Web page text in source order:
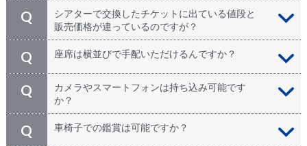
下さい。
A
お申込完了メールは、お申込時にご登録頂きましたEメ
ールへ自動送信されております。メールが届かない原因
としまして、大きく4つのケースが考えられます。
①申込み時にメールアドレスの綴りを間違った
③（携帯メールの場合）設定で弊社アドレスが迷惑メー
ルとして受信を拒否している
④予約完了時にインターネットの接続障害が起きた
※お手数ではございますが、まずは迷惑メールフォル
ダ、迷惑メール設定をご確認頂いてから、
こちらのお問
Q
シアターで交換したチケットに出ている値段と
販売価格が違っているのですが？
A
販売価格には、事前予約手数料が含まれておりますの
で、劇場で交換した際のチケットに記載されている価格
Q 座席は横並びで手配いただけるんですか？
A
7名様未満でのお申込みでは、横並びのお席でお手配し
ています。まれに人気のミュージカルですと横並びのお
席でない場合もございますが、ご了承ください。
Q
カメラやスマートフォンは持ち込み可能です
か？
A
カメラやスマートフォン、タブレット等の持ち込みは可
能です。 ただし、劇場内の撮影は禁止されていますこ
Q 車椅子での鑑賞は可能ですか？